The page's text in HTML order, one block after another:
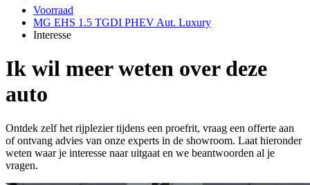
Voorraad
MG EHS 1.5 TGDI PHEV Aut. Luxury
Interesse
Ik wil meer weten over deze
auto
Ontdek zelf het rijplezier tijdens een proefrit, vraag een offerte aan
of ontvang advies van onze experts in de showroom. Laat hieronder
weten waar je interesse naar uitgaat en we beantwoorden al je
vragen.